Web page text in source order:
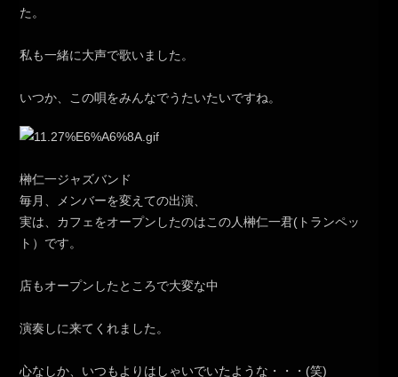
た。
私も一緒に大声で歌いました。
いつか、この唄をみんなでうたいたいですね。
榊仁一ジャズバンド
毎月、メンバーを変えての出演、
実は、カフェをオープンしたのはこの人榊仁一君(トランペッ
ト）です。
店もオープンしたところで大変な中
演奏しに来てくれました。
心なしか、いつもよりはしゃいでいたような・・・(笑)